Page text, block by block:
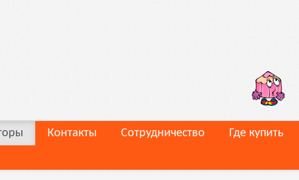
Контакты Сотрудничество
Где купить